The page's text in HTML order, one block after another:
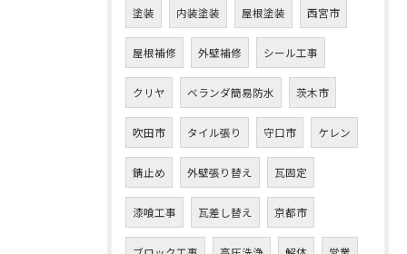
塗装 内装塗装 屋根塗装 西宮市
屋根補修 外壁補修 シール工事
クリヤ ベランダ簡易防水 茨木市
吹田市 タイル張り 守口市 ケレン
錆止め 外壁張り替え 瓦固定
漆喰工事 瓦差し替え 京都市